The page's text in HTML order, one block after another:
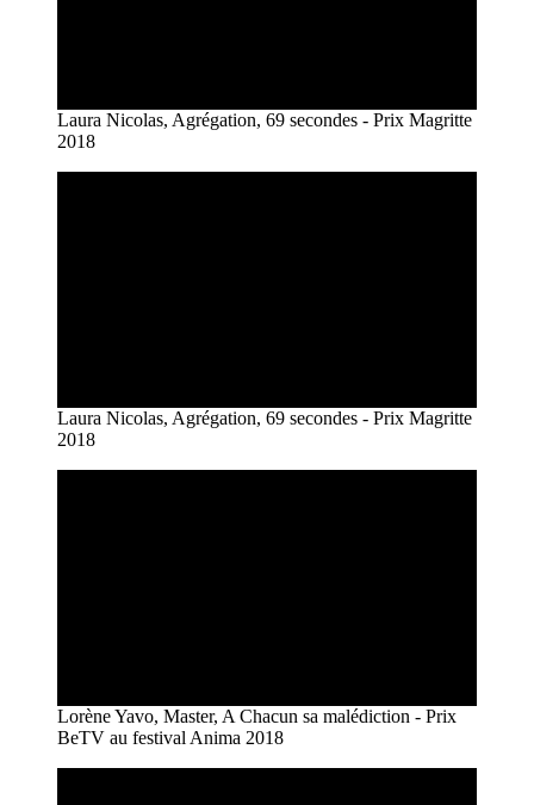
Laura Nicolas, Agrégation, 69 secondes - Prix Magritte
2018
Laura Nicolas, Agrégation, 69 secondes - Prix Magritte
2018
Lorène Yavo, Master, A Chacun sa malédiction - Prix
BeTV au festival Anima 2018